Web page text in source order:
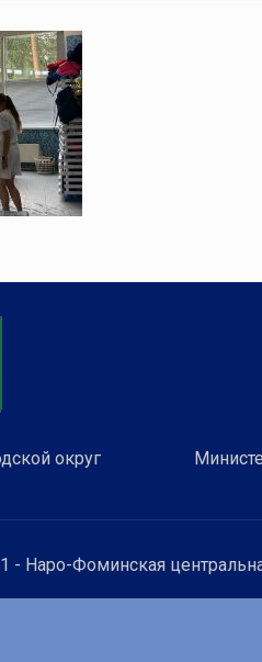
округ
Фоминская